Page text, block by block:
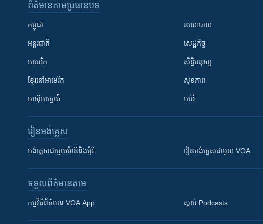
ព័ត៌មាន​តាមប្រធានបទ​
កម្ពុជា
អន្តរជាតិ
អាមេរិក
ខ្មែរ​នៅអាមេរិក
អាស៊ីអាគ្នេយ៍
នយោបាយ
សេដ្ឋកិច្ច
សិទ្ធិមនុស្ស
សុខភាព
អប់រំ
រៀន​​អង់គ្លេស
អង់គ្លេស​ជាមួយ​ម៉ានី​និង​ម៉ូរី រៀន​​​​​​អង់គ្លេស​​ជាមួយ VOA
ទទួល​ព័ត៌មាន​តាម
កម្មវិធី​ព័ត៌មាន VOA App ស្តាប់ Podcasts